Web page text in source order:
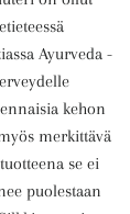
Ayurveda -
kehon
merkittävä
se ei
puolestaan